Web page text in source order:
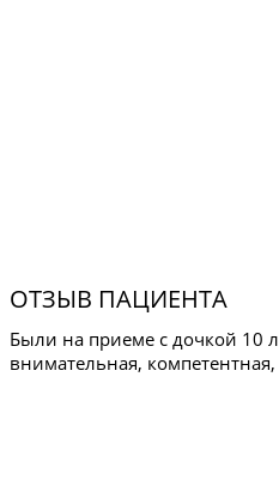
ОТЗЫВ ПАЦИЕНТА
Были на приеме с дочкой 10
внимательная,